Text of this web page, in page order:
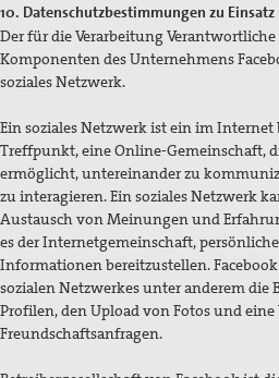
10. Datenschutzbestimmungen zu
Der für die Verarbeitung
Komponenten des Unternehmens
soziales Netzwerk.
Ein soziales Netzwerk ist ein im Internet
Treffpunkt, eine Online-Gemeinschaft,
ermöglicht, untereinander zu
zu interagieren. Ein soziales Netzwerk
Austausch von Meinungen und
es der Internetgemeinschaft,
Informationen bereitzustellen.
sozialen Netzwerkes unter anderem die
Profilen, den Upload von Fotos und
Freundschaftsanfragen.